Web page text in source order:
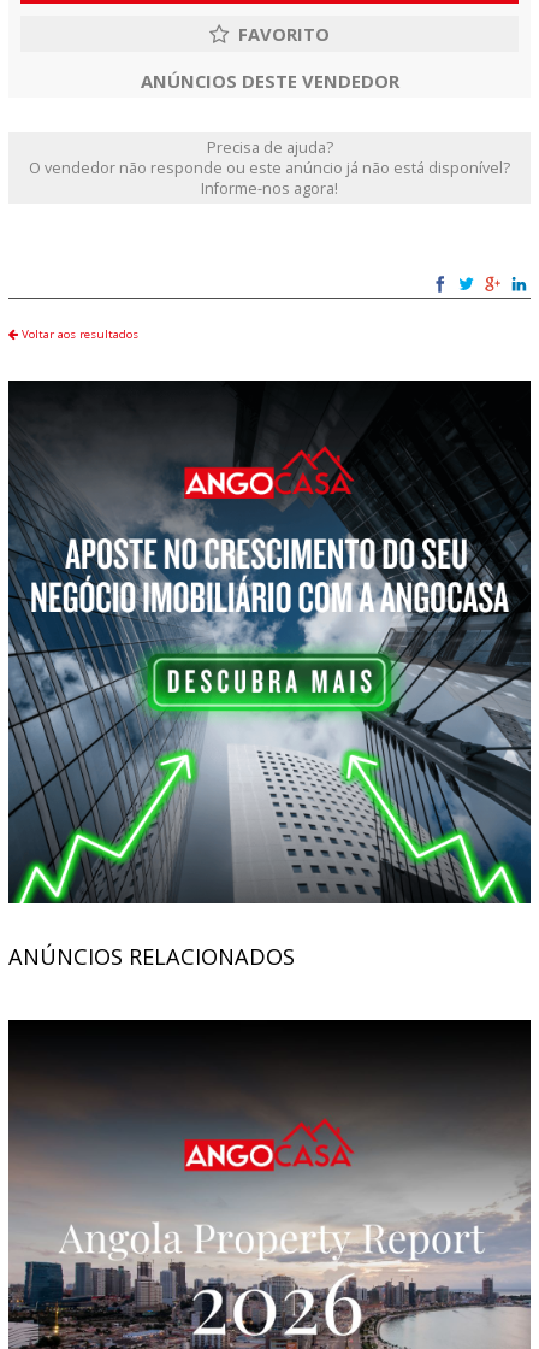
ANÚNCIOS DESTE VENDEDOR
Precisa de ajuda?
O vendedor não responde ou este anúncio já não está disponível?
Informe-nos agora!
Voltar aos resultados
ANÚNCIOS RELACIONADOS